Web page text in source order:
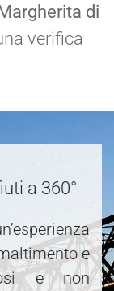
di
verifica
a 360°
e
e non